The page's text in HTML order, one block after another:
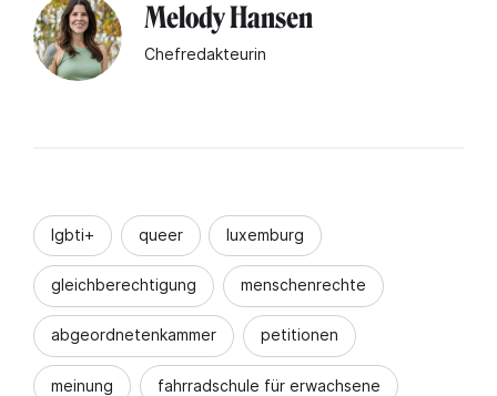
Melody Hansen
Chefredakteurin
lgbti+ queer luxemburg
gleichberechtigung menschenrechte
abgeordnetenkammer petitionen
meinung fahrradschule für erwachsene